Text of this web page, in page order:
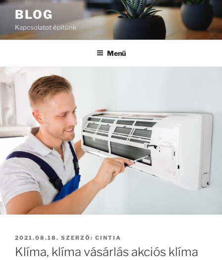
Tartalomhoz
BLOG
Kapcsolatot építünk
Menü
BEKÜLDVE:
2021.08.18. SZERZŐ: CINTIA
Klíma, klíma vásárlás akciós klíma